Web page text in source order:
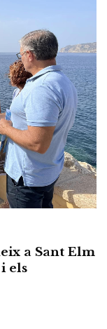
a Sant Elm
els